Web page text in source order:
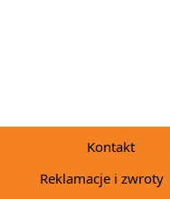
Kontakt
Reklamacje i zwroty